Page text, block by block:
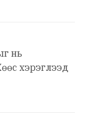
нь
хэрэглээд